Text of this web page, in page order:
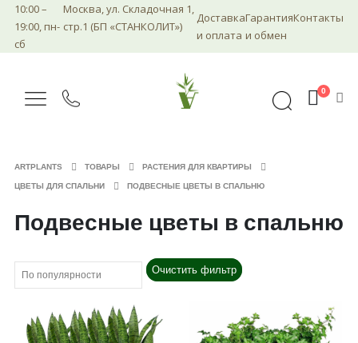
10:00 –
19:00, пн-
сб
Москва, ул. Складочная 1,
стр.1 (БП «СТАНКОЛИТ»)
Доставка
и оплата
Гарантия
и обмен
Контакты
0
ARTPLANTS ТОВАРЫ РАСТЕНИЯ ДЛЯ КВАРТИРЫ
ЦВЕТЫ ДЛЯ СПАЛЬНИ ПОДВЕСНЫЕ ЦВЕТЫ В СПАЛЬНЮ
Подвесные цветы в спальню
Очистить фильтр